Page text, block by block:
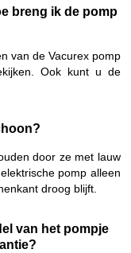
breng ik de pomp
van de Vacurex pomp
Ook kunt u de
door ze met lauw
pomp alleen
droog blijft.
van het pompje